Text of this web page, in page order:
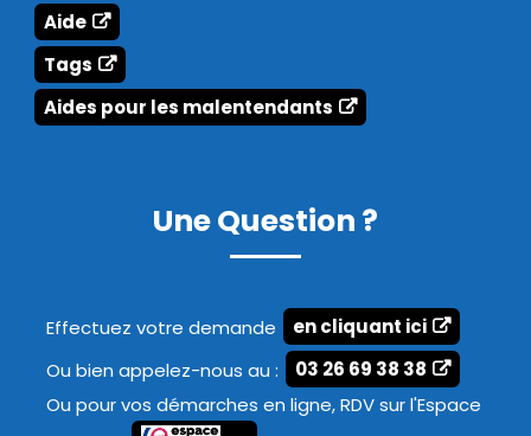
Aide
Tags
Aides pour les malentendants
Une Question ?
Effectuez votre demande
en cliquant ici
Ou bien appelez-nous au :
03 26 69 38 38
Ou pour vos démarches en ligne, RDV sur l'Espace